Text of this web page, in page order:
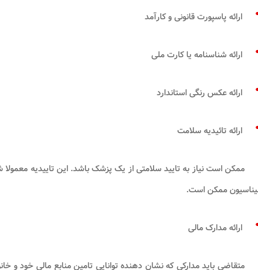
ارائه پاسپورت قانونی و کارآمد
ارائه شناسنامه یا کارت ملی
ارائه عکس رنگی استاندارد
ارائه تائیدیه سلامت
ممکن است نیاز به تایید سلامتی از یک پزشک باشد. این تاییدیه
ممکن است.
ارائه مدارک مالی
متقاضی باید مدارکی که نشان دهنده توانایی تامین منابع مالی خود و